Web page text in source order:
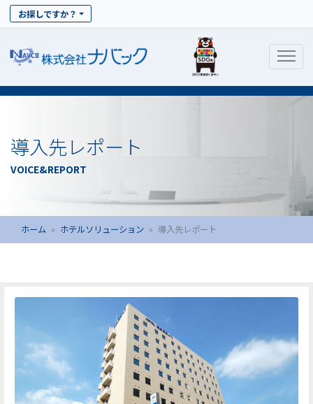
お探しですか？
導入先レポート
VOICE&REPORT
ホーム ホテルソリューション 導入先レポート